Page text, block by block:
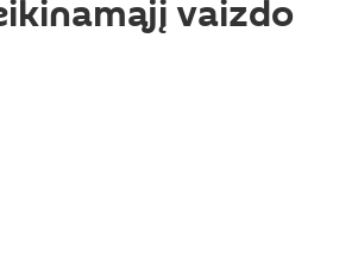
vaizdo